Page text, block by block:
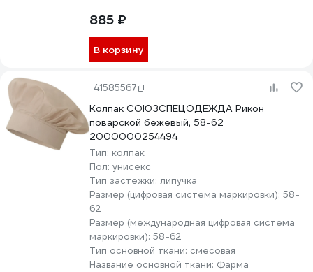
885 ₽
В корзину
41585567
Колпак СОЮЗСПЕЦОДЕЖДА Рикон
поварской бежевый, 58-62
2000000254494
Тип: колпак
Пол: унисекс
Тип застежки: липучка
Размер (цифровая система маркировки): 58-
62
Размер (международная цифровая система
маркировки): 58-62
Тип основной ткани: смесовая
Название основной ткани: Фарма